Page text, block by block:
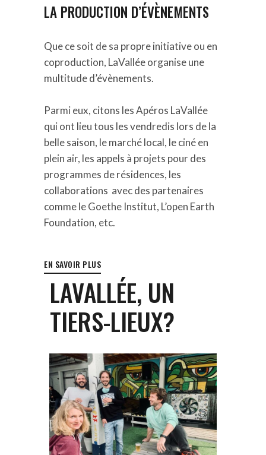
LA PRODUCTION D’ÉVÈNEMENTS
Que ce soit de sa propre initiative ou en
coproduction, LaValléeorganiseune
multitude d’évènements.
Parmi eux, citons les Apéros LaVallée
qui ont lieu tous les vendredis lors de la
belle saison, le marché local, le ciné en
plein air, les appels à projets pour des
programmes de résidences, les
collaborations avec des partenaires
comme le Goethe Institut, L’open Earth
Foundation, etc.
EN SAVOIR PLUS
LAVALLÉE, UN
TIERS-LIEUX?